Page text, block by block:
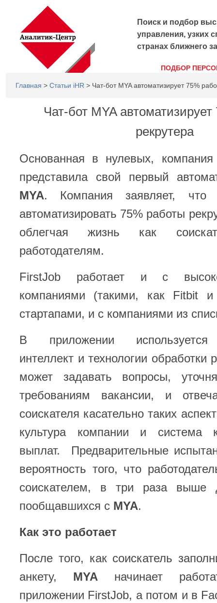
Поиск и подбор
управления, узких
странах ближнего
ПОДБОР
Главная > Статьи iHR > Чат-бот MYA автоматизирует 75%
Чат-бот MYA
рекрутера
Основанная в нулевых, компания
представила свой первый
MYA. Компания заявляет,
автоматизировать 75% работы
облегчая жизнь как
работодателям.
FirstJob работает и с
компаниями (такими, как Fitbit
стартапами, и с компаниями из
В приложении используется
интеллект и технологии обработки
может задавать вопросы,
требованиям вакансии, и
соискателя касательно таких
культура компании и система
выплат. Предварительные
вероятность того, что
соискателем, в три раза выше
пообщавшихся с MYA.
Как это работает
После того, как соискатель
анкету, MYA начинает
приложении FirstJob, а потом и в